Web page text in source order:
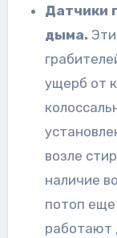
Датчики
дыма.
ущерб от
возле
наличие
потоп еще
работают